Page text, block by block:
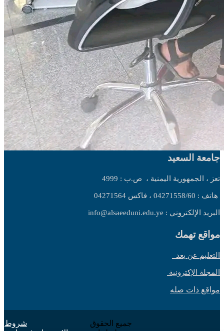
جامعة السعيد
تعز ، الجمهورية اليمنية ، ص.ب : 4999
هاتف : 04271558/60 ، فاكس 04271564
البريد الإلكتروني : info@alsaeeduni.edu.ye
مواقع تهمك
التعليم عن بعد
المجلة الإكترونية
مواقع ذات صله
جميع الحقوق
شروط